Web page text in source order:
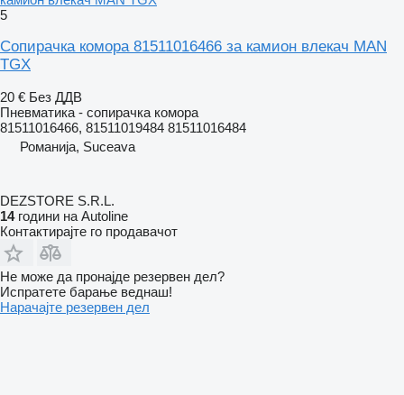
5
Сопирачка комора 81511016466 за камион влекач MAN
TGX
20 € Без ДДВ
Пневматика - сопирачка комора
81511016466, 81511019484 81511016484
Романија, Suceava
DEZSTORE S.R.L.
14години на Autoline
Контактирајте го продавачот
Не може да пронајде резервен дел?
Испратете барање веднаш!
Нарачајте резервен дел